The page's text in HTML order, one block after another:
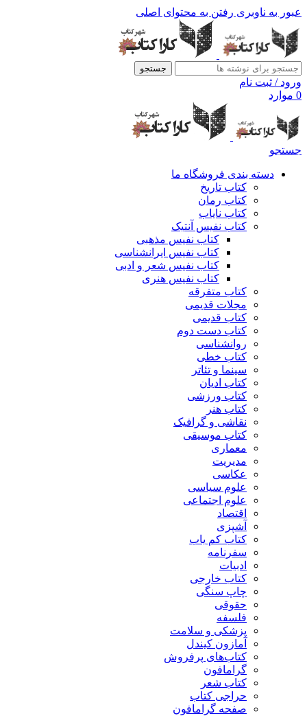
عبور به ناوبری رفتن به محتوای اصلی
جستجو
ورود / ثبت نام
0 موارد
جستجو
دسته بندی فروشگاه ما
کتاب تاریخ
کتاب رمان
کتاب نایاب
کتاب نفیس آنتیک
کتاب نفیس مذهبی
کتاب نفیس ایرانشناسی
کتاب نفیس شعر و ادبی
کتاب نفیس هنری
کتاب متفرقه
مجلات قدیمی
کتاب قدیمی
کتاب دست دوم
روانشناسی
کتاب خطی
سینما و تئاتر
کتاب ادیان
کتاب ورزشی
کتاب هنر
نقاشی و گرافیک
کتاب موسیقی
معماری
مدیریت
عکاسی
علوم سیاسی
علوم اجتماعی
اقتصاد
آشپزی
کتاب کم یاب
سفرنامه
ادبیات
کتاب خارجی
چاپ سنگی
حقوقی
فلسفه
پزشکی و سلامت
آمازون کیندل
کتاب‌های پرفروش
گرامافون
کتاب شعر
حراجی کتاب
صفحه گرامافون